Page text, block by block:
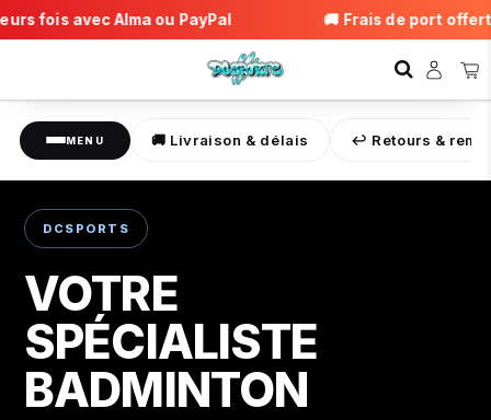
MENU 🚚 Livraison & délais ↩️ Retours &
DCSPORTS
VOTRE
SPÉCIALISTE
BADMINTON
avec Alma ou PayPal 🚚 Frais de port offerts